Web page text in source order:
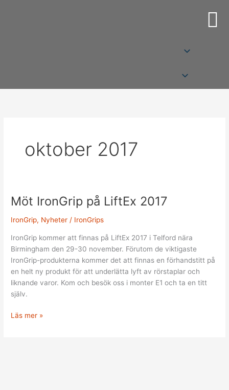
oktober 2017
Möt IronGrip på LiftEx 2017
IronGrip, Nyheter / IronGrips
IronGrip kommer att finnas på LiftEx 2017 i Telford nära
Birmingham den 29-30 november. Förutom de viktigaste
IronGrip-produkterna kommer det att finnas en förhandstitt på
en helt ny produkt för att underlätta lyft av rörstaplar och
liknande varor. Kom och besök oss i monter E1 och ta en titt
själv.
Möt
på
Läs mer »